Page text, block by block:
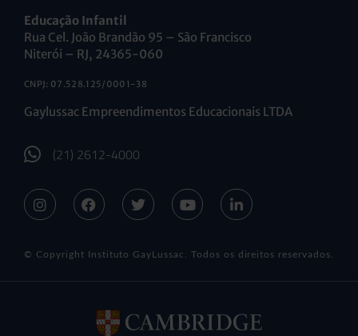
Educação Infantil
Rua Cel. João Brandão 95 – São Francisco
Niterói – RJ, 24365-060
CNPJ: 07.528.125/0001-38
Gaylussac Empreendimentos Educacionais LTDA
(21) 2612-4000
© Copyright Instituto GayLussac. Todos os direitos reservados.